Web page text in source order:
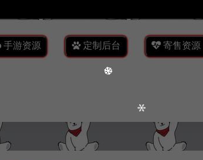
手游资源 定制后台 寄售资源